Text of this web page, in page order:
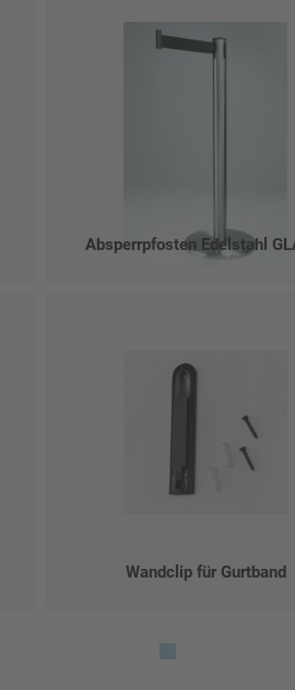
Absperrpfosten Edelstahl
Wandclip für Gurtband